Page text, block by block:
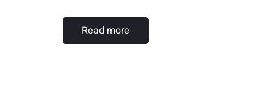
Read more